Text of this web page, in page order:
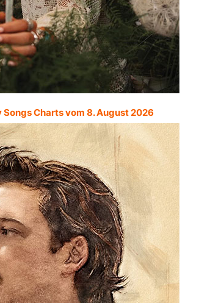
Charts vom 8. August 2026